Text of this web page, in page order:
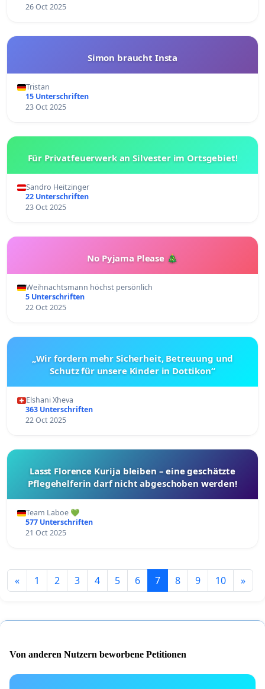
26 Oct 2025
Simon braucht Insta
Tristan
15 Unterschriften
23 Oct 2025
Für Privatfeuerwerk an Silvester im Ortsgebiet!
Sandro Heitzinger
22 Unterschriften
23 Oct 2025
No Pyjama Please 🎄
Weihnachtsmann höchst persönlich
5 Unterschriften
22 Oct 2025
„Wir fordern mehr Sicherheit, Betreuung und
Schutz für unsere Kinder in Dottikon“
Elshani Xheva
363 Unterschriften
22 Oct 2025
Lasst Florence Kurija bleiben – eine geschätzte
Pflegehelferin darf nicht abgeschoben werden!
Team Laboe 💚
577 Unterschriften
21 Oct 2025
« 1 2 3 4 5 6 7 8 9 10 »
Von anderen Nutzern beworbene Petitionen